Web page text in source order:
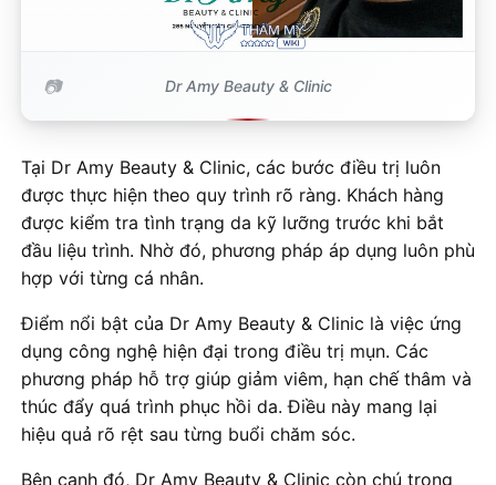
Dr Amy Beauty & Clinic
Tại Dr Amy Beauty & Clinic, các bước điều trị luôn
được thực hiện theo quy trình rõ ràng. Khách hàng
được kiểm tra tình trạng da kỹ lưỡng trước khi bắt
đầu liệu trình. Nhờ đó, phương pháp áp dụng luôn phù
hợp với từng cá nhân.
Điểm nổi bật của Dr Amy Beauty & Clinic là việc ứng
dụng công nghệ hiện đại trong điều trị mụn. Các
phương pháp hỗ trợ giúp giảm viêm, hạn chế thâm và
thúc đẩy quá trình phục hồi da. Điều này mang lại
hiệu quả rõ rệt sau từng buổi chăm sóc.
Bên cạnh đó, Dr Amy Beauty & Clinic còn chú trọng